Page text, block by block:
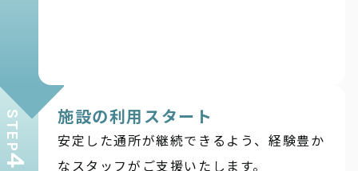
STEP
4
施設の利用スタート
安定した通所が継続できるよう、経験豊か
なスタッフがご支援いたします。